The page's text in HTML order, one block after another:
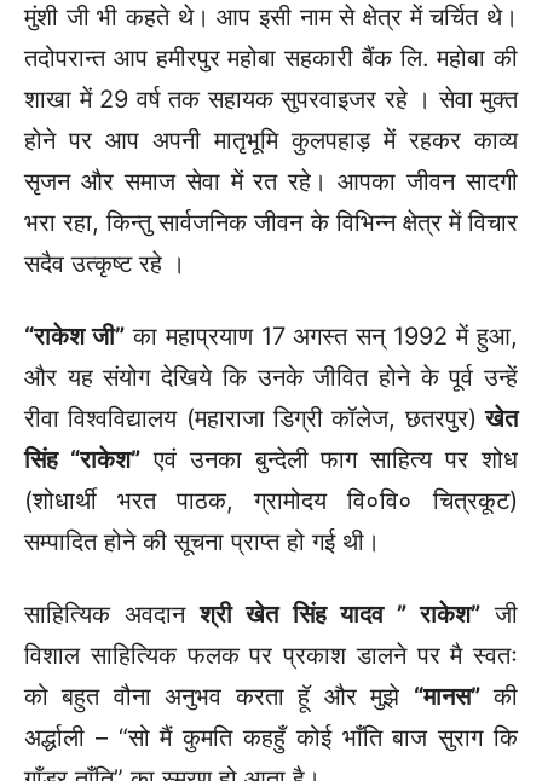
मुंशी जी भी कहते थे। आप इसी नाम से क्षेत्र में चर्चित थे।
तदोपरान्त आप हमीरपुर महोबा सहकारी बैंक लि. महोबा की
शाखा में 29 वर्ष तक सहायक सुपरवाइजर रहे । सेवा मुक्त
होने पर आप अपनी मातृभूमि कुलपहाड़ में रहकर काव्य
सृजन और समाज सेवा में रत रहे। आपका जीवन सादगी
भरा रहा, किन्तु सार्वजनिक जीवन के विभिन्न क्षेत्र में विचार
सदैव उत्कृष्ट रहे ।
“राकेश जी”का महाप्रयाण 17 अगस्त सन् 1992 में हुआ,
और यह संयोग देखिये कि उनके जीवित होने के पूर्व उन्हें
रीवा विश्वविद्यालय (महाराजा डिग्री कॉलेज, छतरपुर)खेत
सिंह “राकेश”एवं उनका बुन्देली फाग साहित्य पर शोध
(शोधार्थी भरत पाठक, ग्रामोदय वि०वि० चित्रकूट)
सम्पादित होने की सूचना प्राप्त हो गई थी।
साहित्यिक अवदानश्री खेत सिंह यादव” राकेश”जी
विशाल साहित्यिक फलक पर प्रकाश डालने पर मै स्वतः
को बहुत वौना अनुभव करता हॅू और मुझे “मानस”की
अर्द्धाली – “सो मैं कुमति कहहुँ कोई भाँति बाज सुराग कि